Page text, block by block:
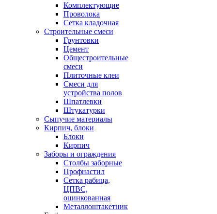
Комплектующие
Проволока
Сетка кладочная
Строительные смеси
Грунтовки
Цемент
Общестроительные
смеси
Плиточные клеи
Смеси для
устройства полов
Шпатлевки
Штукатурки
Сыпучие материалы
Кирпич, блоки
Блоки
Кирпич
Заборы и ограждения
Столбы заборные
Профнастил
Сетка рабица,
ЦПВС,
оцинкованная
Металлоштакетник